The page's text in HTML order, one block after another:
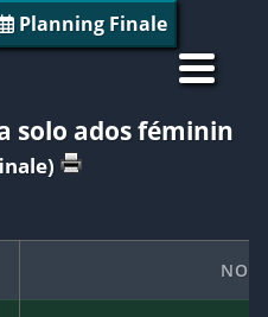
Planning Finale
solo ados féminin
NOM